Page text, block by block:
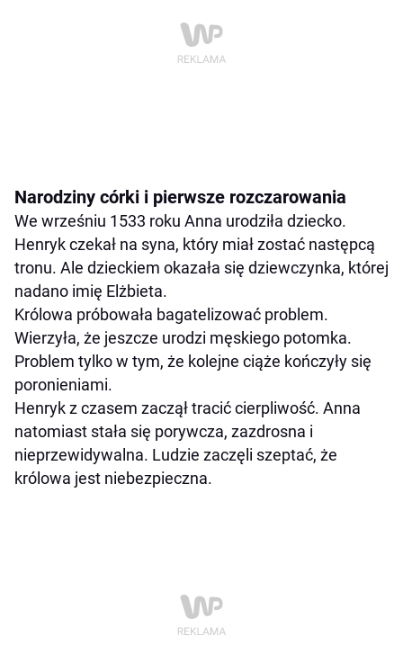
Narodziny córki i pierwsze rozczarowania
We wrześniu 1533 roku Anna urodziła dziecko.
Henryk czekał na syna, który miał zostać następcą
tronu. Ale dzieckiem okazała się dziewczynka, której
nadano imię Elżbieta.
Królowa próbowała bagatelizować problem.
Wierzyła, że jeszcze urodzi męskiego potomka.
Problem tylko w tym, że kolejne ciąże kończyły się
poronieniami.
Henryk z czasem zaczął tracić cierpliwość. Anna
natomiast stała się porywcza, zazdrosna i
nieprzewidywalna. Ludzie zaczęli szeptać, że
królowa jest niebezpieczna.